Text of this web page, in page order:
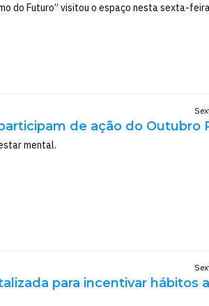
do Futuro” visitou o espaço nesta sexta-
de ação do Outubro
mental.
para incentivar hábitos